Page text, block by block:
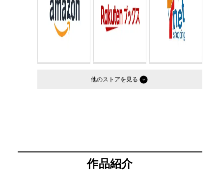
他のストア
作品紹介